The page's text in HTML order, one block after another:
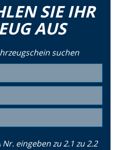
SIE IHR
AUS
suchen
eingeben zu 2.1 zu 2.2